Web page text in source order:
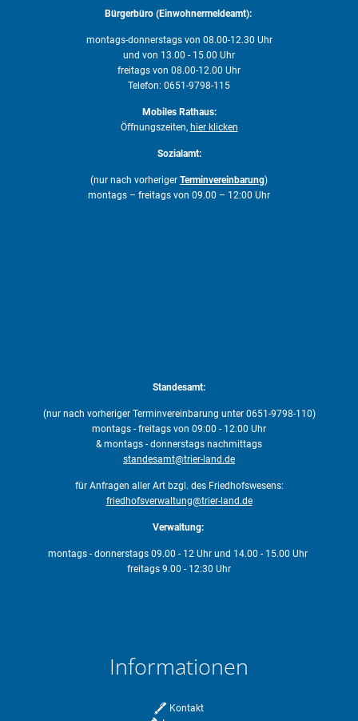
Bürgerbüro (Einwohnermeldeamt):
montags-donnerstags von 08.00-12.30 Uhr
und von 13.00 - 15.00 Uhr
freitags von 08.00-12.00 Uhr
Telefon: 0651-9798-115
Mobiles Rathaus:
Öffnungszeiten, hier klicken
Sozialamt:
(nur nach vorheriger Terminvereinbarung)
montags – freitags von 09.00 – 12:00 Uhr
Standesamt:
(nur nach vorheriger Terminvereinbarung unter 0651-9798-110)
montags - freitags von 09:00 - 12:00 Uhr
& montags - donnerstags nachmittags
standesamt@trier-land.de
für Anfragen aller Art bzgl. des Friedhofswesens:
friedhofsverwaltung@trier-land.de
Verwaltung:
montags - donnerstags 09.00 - 12 Uhr und 14.00 - 15.00 Uhr
freitags 9.00 - 12:30 Uhr
Informationen
Kontakt